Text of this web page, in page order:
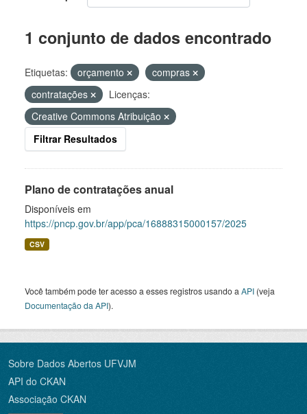
1 conjunto de dados encontrado
Etiquetas: orçamento
compras
contratações
Licenças:
Creative Commons Atribuição
Filtrar Resultados
Plano de contratações anual
Disponíveis em
https://pncp.gov.br/app/pca/16888315000157/2025
CSV
Você também pode ter acesso a esses registros usando a API (veja
Documentação da API).
Sobre Dados Abertos UFVJM
API do CKAN
Associação CKAN